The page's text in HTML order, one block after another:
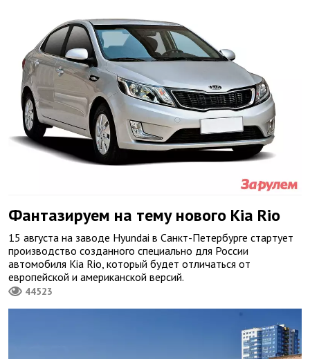
Фантазируем на тему нового Kia Rio
15 августа на заводе Hyundai в Санкт-Петербурге стартует
производство созданного специально для России
автомобиля Kia Rio, который будет отличаться от
европейской и американской версий.
44523